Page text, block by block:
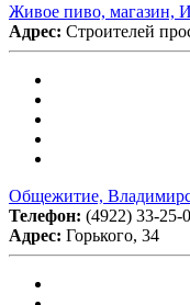
Живое пиво, магазин,
Адрес: Строителей
Общежитие,
Телефон: (4922) 33-25-
Адрес: Горького, 34